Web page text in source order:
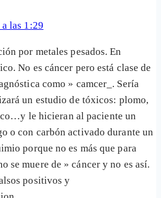
las 1:29
por metales pesados. En
No es cáncer pero está clase de
como » camcer_. Sería
un estudio de tóxicos: plomo,
le hicieran al paciente un
o con carbón activado durante un
porque no es más que para
se muere de » cáncer y no es así.
positivos y